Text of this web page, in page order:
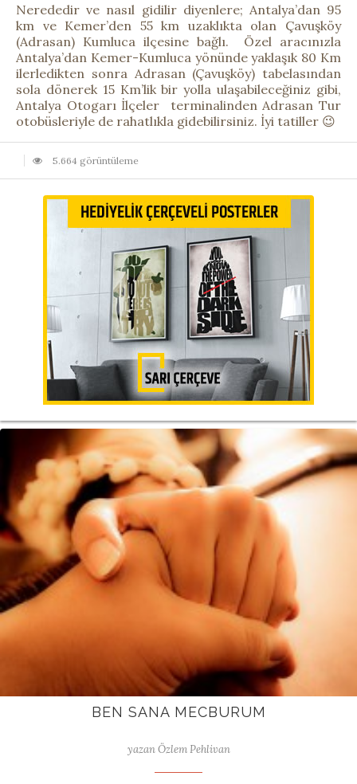
Nerededir ve nasıl gidilir diyenlere; Antalya’dan 95
km ve Kemer’den 55 km uzaklıkta olan Çavuşköy
(Adrasan) Kumluca ilçesine bağlı. Özel aracınızla
Antalya’dan Kemer-Kumluca yönünde yaklaşık 80 Km
ilerledikten sonra Adrasan (Çavuşköy) tabelasından
sola dönerek 15 Km’lik bir yolla ulaşabileceğiniz gibi,
Antalya Otogarı İlçeler terminalinden Adrasan Tur
otobüsleriyle de rahatlıkla gidebilirsiniz. İyi tatiller 😉
5.664 görüntüleme
BEN SANA MECBURUM
yazan Özlem Pehlivan